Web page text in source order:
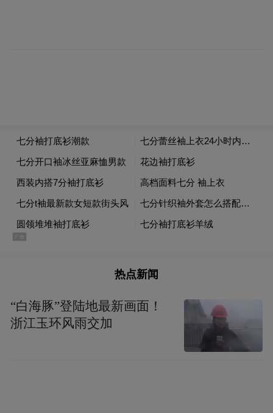
竞争是前进最好的动力
持产业的发展。但实际上，我国早已看到政
开始，我国就开始重视偏重于市场化的经
济，而政府只管资本回报，不管企业经营，
在新兴产业发展之初，如果政府过度支持，
产业就无法自我发展。故而，支持新兴产
热点新闻
“白海豚”登陆地最新画面！
浙江玉环风雨交加